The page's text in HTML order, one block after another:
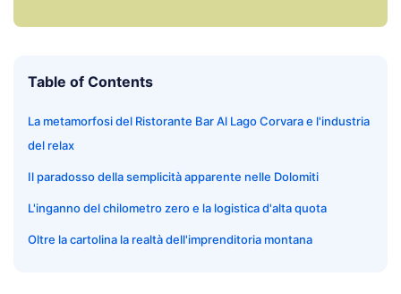
Table of Contents
La metamorfosi del Ristorante Bar Al Lago Corvara e l'industria
del relax
Il paradosso della semplicità apparente nelle Dolomiti
L'inganno del chilometro zero e la logistica d'alta quota
Oltre la cartolina la realtà dell'imprenditoria montana